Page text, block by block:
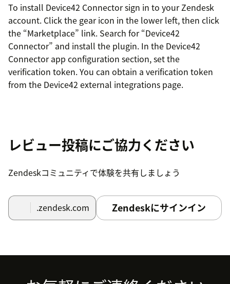
To install Device42 Connector sign in to your Zendesk
account. Click the gear icon in the lower left, then click
the “Marketplace” link. Search for “Device42
Connector” and install the plugin. In the Device42
Connector app configuration section, set the
verification token. You can obtain a verification token
from the Device42 external integrations page.
レビュー投稿にご協力ください
Zendeskコミュニティで体験を共有しましょう
.zendesk.com Zendeskにサインイン